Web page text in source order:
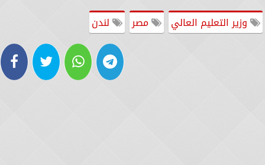
وزير التعليم العالي
مصر لندن